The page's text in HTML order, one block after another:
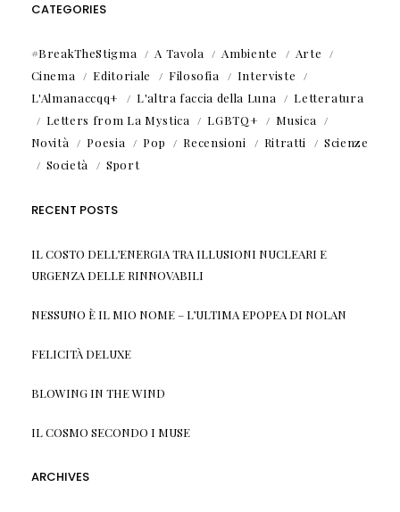
CATEGORIES
#BreakTheStigma A Tavola Ambiente
Arte
Cinema
Editoriale Filosofia
Interviste
L'Almanaccqq+
L'altra faccia della Luna
Letteratura
Letters from La Mystica
LGBTQ+
Musica
Novità
Poesia Pop Recensioni Ritratti
Scienze
Società
Sport
RECENT POSTS
IL COSTO DELL’ENERGIA TRA ILLUSIONI NUCLEARI E
URGENZA DELLE RINNOVABILI
NESSUNO È IL MIO NOME – L’ULTIMA EPOPEA DI NOLAN
FELICITÀ DELUXE
BLOWING IN THE WIND
IL COSMO SECONDO I MUSE
ARCHIVES